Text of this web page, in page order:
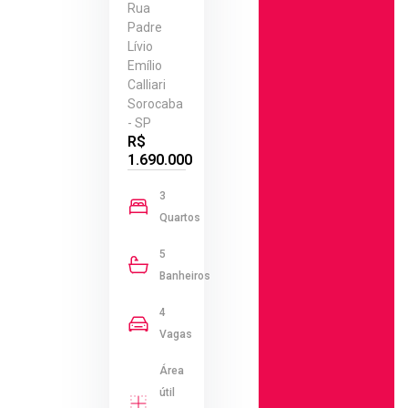
Rua
Padre
Lívio
Emílio
Calliari
Sorocaba
- SP
R$
1.690.000
3
Quartos
5
Banheiros
4
Vagas
Área
útil